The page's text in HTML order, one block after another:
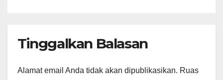
Tinggalkan Balasan
Alamat email Anda tidak akan dipublikasikan. Ruas